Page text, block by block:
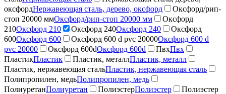
оксфордНержавеющая сталь, дерево, оксфорд
Оксфорд/рип-
стоп 20000 ммОксфорд/рип-стоп 20000 мм
Оксфорд
210Оксфорд 210 Оксфорд 240Оксфорд 240
Оксфорд
600Оксфорд 600 Оксфорд 600 d pvc 20000Оксфорд 600 d
pvc 20000
Оксфорд 600dОксфорд 600d ПвхПвх
ПластикПластик Пластик, металлПластик, металл
Пластик, нержавеющая стальПластик, нержавеющая сталь
Полипропилен, медьПолипропилен, медь
ПолиуретанПолиуретан ПолиэстерПолиэстер
Полиэстер